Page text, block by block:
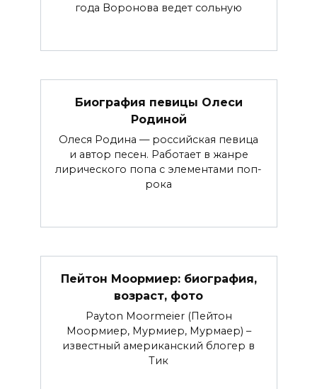
года Воронова ведет сольную
Биография певицы Олеси
Родиной
Олеся Родина — российская певица
и автор песен. Работает в жанре
лирического попа с элементами поп-
рока
Пейтон Моормиер: биография,
возраст, фото
Payton Moormeier (Пейтон
Моормиер, Мурмиер, Мурмаер) –
известный американский блогер в
Тик